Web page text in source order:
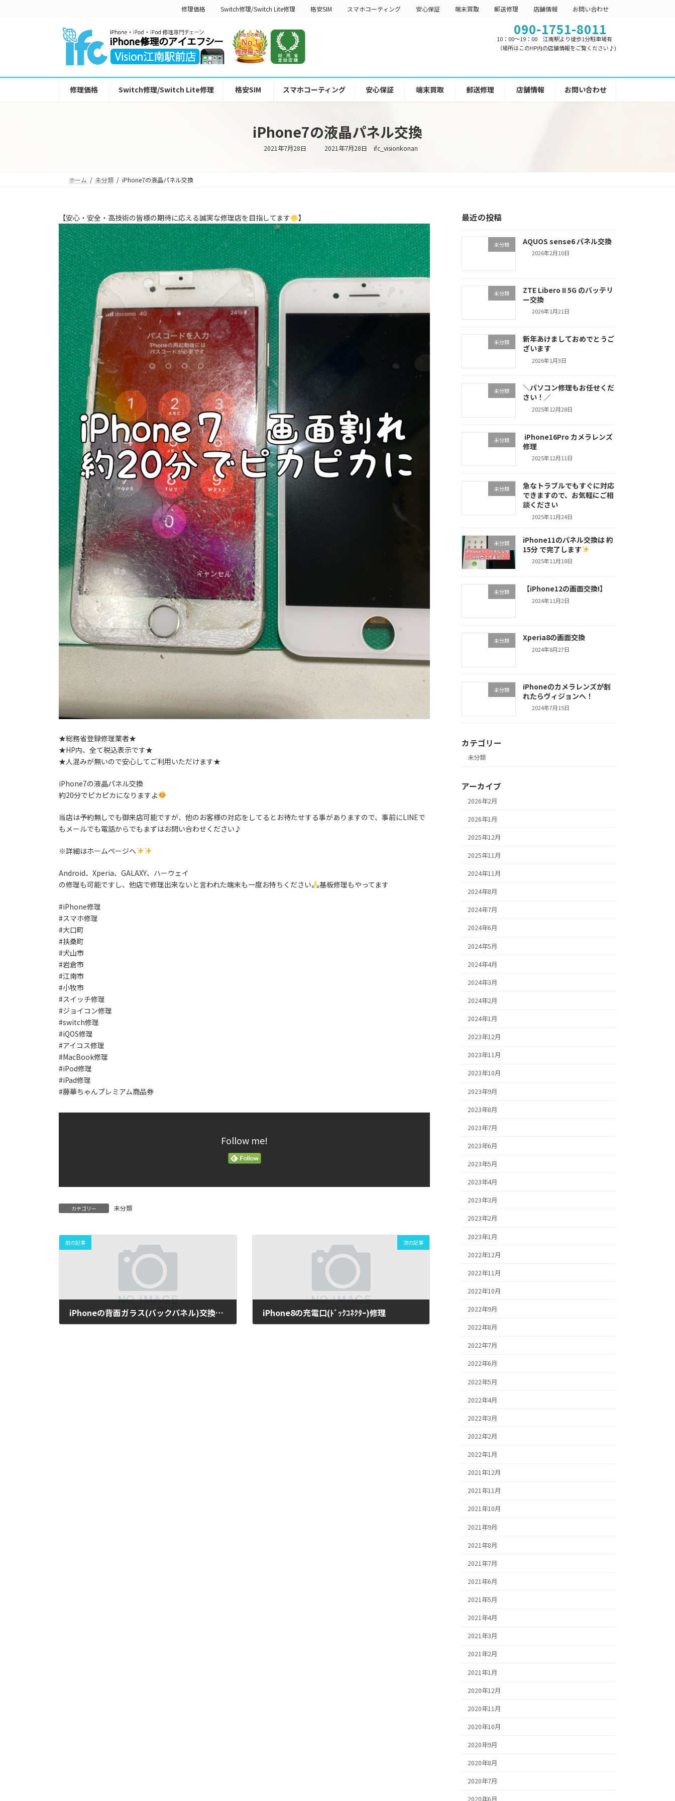
キ
に
修理価格 Switch修理/Switch Lite修理 格安SIM スマホコーティング 安心保証 端末買取 郵送修理 店舗情報 お問い合わせ
090-1751-8011
10：00～19：00 江南駅より徒歩1分駐車場有
（場所はこのHP内の店舗情報をご覧ください♪)
修理価格 Switch修理/Switch Lite修理 格安SIM スマホコーティング 安心保証 端末買取 郵送修理 店舗情報 お問い合わせ
iPhone7の液晶パネル交換
2021年7月28日 最
2021年7月28日 ifc_visionkonan
ホーム 未分類 iPhone7の液晶パネル交換
【安心・安全・高技術の皆様の期待に応える誠実な修理店を目指してます 】
★総務省登録修理業者★
★HP内、全て税込表示です★
★人混みが無いので安心してご利用いただけます★
iPhone7の液晶パネル交換
約20分でピカピカになりますよ
当店は予約無しでも御来店可能ですが、他のお客様の対応をしてるとお待たせする事がありますので、事前にLINEで
もメールでも電話からでもまずはお問い合わせください♪
※詳細はホームページへ
Android、Xperia、GALAXY、ハーウェイ
の修理も可能ですし、他店で修理出来ないと言われた端末も一度お持ちください
基板修理もやってます
#iPhone修理
#スマホ修理
#大口町
#扶桑町
#犬山市
#岩倉市
#江南市
#小牧市
#スイッチ修理
#ジョイコン修理
#switch修理
#iQOS修理
#アイコス修理
#MacBook修理
#iPod修理
#iPad修理
#藤華ちゃんプレミアム商品券
Follow me!
カテゴリー 未分類
前の記事
iPhoneの背面ガラス(バックパネル)交換します！
次の記事
iPhone8の充電口(ﾄﾞｯｸｺﾈｸﾀｰ)修理
最近の投稿
未分類 AQUOS sense6 パネル交換
2026年2月10日
未分類
ZTE Libero II 5G のバッテリ
ー交換
2026年1月21日
未分類
新年あけましておめでとうご
ざいます
2026年1月3日
未分類
＼パソコン修理もお任せくだ
さい！／
2025年12月28日
未分類
iPhone16Pro カメラレンズ
修理
2025年12月11日
未分類
急なトラブルでもすぐに対応
できますので、お気軽にご相
談ください
2025年11月24日
未分類
iPhone11のパネル交換は 約
15分 で完了します
2025年11月18日
未分類 【iPhone12の画面交換!】
2024年11月2日
未分類 Xperia8の画面交換
2024年8月27日
未分類
iPhoneのカメラレンズが割
れたらヴィジョンへ！
2024年7月15日
カテゴリー
未分類
アーカイブ
2026年2月
2026年1月
2025年12月
2025年11月
2024年11月
2024年8月
2024年7月
2024年6月
2024年5月
2024年4月
2024年3月
2024年2月
2024年1月
2023年12月
2023年11月
2023年10月
2023年9月
2023年8月
2023年7月
2023年6月
2023年5月
2023年4月
2023年3月
2023年2月
2023年1月
2022年12月
2022年11月
2022年10月
2022年9月
2022年8月
2022年7月
2022年6月
2022年5月
2022年4月
2022年3月
2022年2月
2022年1月
2021年12月
2021年11月
2021年10月
2021年9月
2021年8月
2021年7月
2021年6月
2021年5月
2021年4月
2021年3月
2021年2月
2021年1月
2020年12月
2020年11月
2020年10月
2020年9月
2020年8月
2020年7月
2020年6月